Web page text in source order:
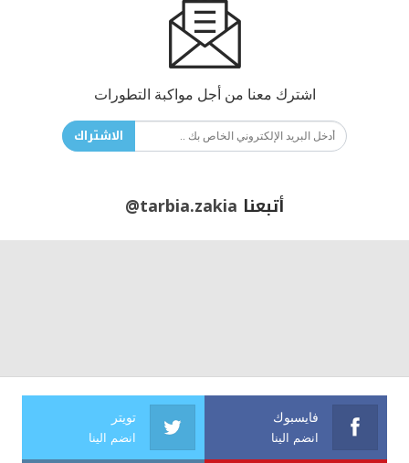
اشترك معنا من أجل مواكبة التطورات
الاشتراك
أتبعنا @tarbia.zakia
فايسبوك
انضم الينا
تويتر
انضم الينا